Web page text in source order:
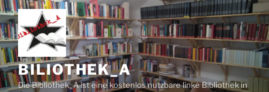
Zum
Inhalt
springen
BILIOTHEK_A
Die Bibliothek_A ist eine kostenlos nutzbare linke Bibliothek in